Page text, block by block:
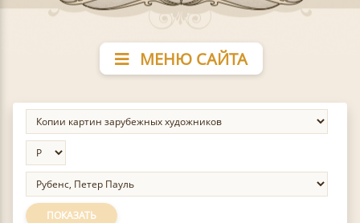
МЕНЮ САЙТА
ПОКАЗАТЬ